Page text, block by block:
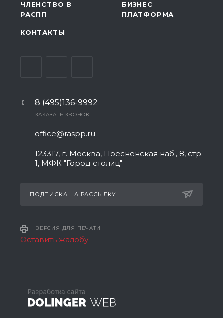
ЧЛЕНСТВО В
РАСПП
БИЗНЕС
ПЛАТФОРМА
КОНТАКТЫ
8 (495)136-9992
ЗАКАЗАТЬ ЗВОНОК
office@raspp.ru
123317, г. Москва, Пресненская наб., 8, стр.
1, МФК "Город столиц"
ПОДПИСКА НА РАССЫЛКУ
ВЕРСИЯ ДЛЯ ПЕЧАТИ
Оставить жалобу